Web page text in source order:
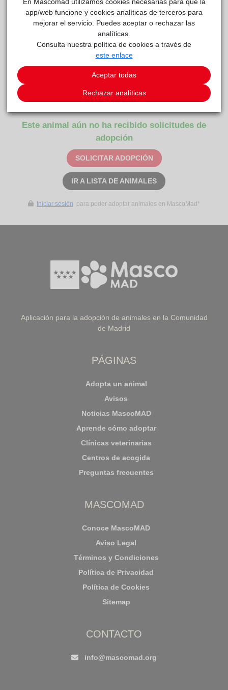
Curiosidades
Ruperta apareció en una zona de fincas donde llevamos la
recogida. Entraba y salía de todas las fincas y buscaba algo
que comer. Dieron el aviso a la policía y fuimos con una jaula
trampa y la capturamos. Tiene mucho miedo pero poco a
castrada. ... Analítica de leishmania dudosa, con un título
bajo. Test 4 Idexx (ehrlichia, filaria, anaplasma y borrelia)
negativo.
Este animal aún no ha recibido solicitudes de
adopción
SOLICITAR ADOPCIÓN
IR A LISTA DE ANIMALES
Iniciar sesión para poder adoptar animales en MascoMad*
Aplicación para la adopción de animales en la Comunidad
de Madrid
PÁGINAS
Adopta un animal
Avisos
Noticias MascoMAD
Aprende cómo adoptar
Clínicas veterinarias
Centros de acogida
Preguntas frecuentes
MASCOMAD
Conoce MascoMAD
Aviso Legal
Términos y Condiciones
Política de Privacidad
Política de Cookies
Sitemap
CONTACTO
info@mascomad.org
app/web funcione y cookies analíticas de terceros para
mejorar el servicio. Puedes aceptar o rechazar las
analíticas.
Consulta nuestra política de cookies a través de
este enlace
Aceptar todas
Rechazar analíticas